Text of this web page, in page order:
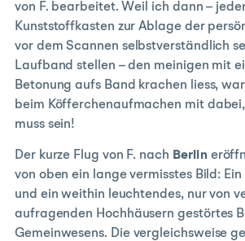
von F. bearbeitet. Weil ich dann –
Kunststoffkasten zur Ablage der
vor dem Scannen selbstverständlich
Laufband stellen – den meinigen mit
Betonung aufs Band krachen liess,
beim Köfferchenaufmachen mit
muss sein!
Der kurze Flug von F. nach Berlin
von oben ein lange vermisstes Bild:
und ein weithin leuchtendes, nur von
aufragenden Hochhäusern gestörtes
Gemeinwesens. Die vergleichsweise